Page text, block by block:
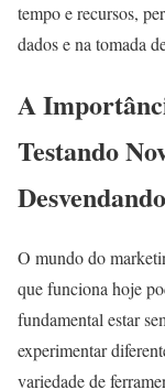
tempo e recursos,
dados e na tomada
A
Testando
O mundo do
que funciona hoje
fundamental estar
experimentar
variedade de